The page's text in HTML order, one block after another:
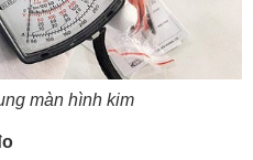
màn hình kim